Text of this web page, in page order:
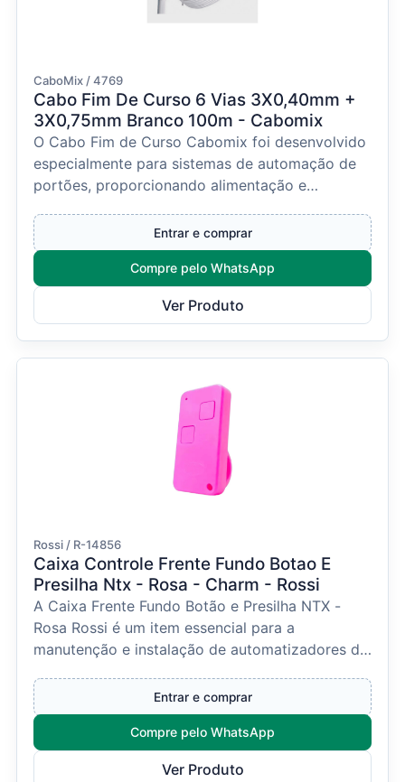
CaboMix / 4769
Cabo Fim De Curso 6 Vias 3X0,40mm +
3X0,75mm Branco 100m - Cabomix
O Cabo Fim de Curso Cabomix foi desenvolvido
especialmente para sistemas de automação de
portões, proporcionando alimentação e
Entrar e comprar
Compre pelo WhatsApp
Ver Produto
Rossi / R-14856
Caixa Controle Frente Fundo Botao E
Presilha Ntx - Rosa - Charm - Rossi
A Caixa Frente Fundo Botão e Presilha NTX -
Rosa Rossi é um item essencial para a
manutenção e instalação de automatizadores da
Entrar e comprar
Compre pelo WhatsApp
Ver Produto